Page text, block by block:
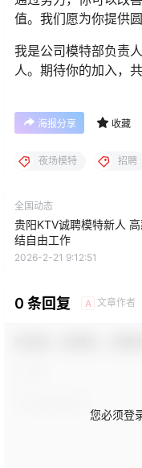
值。我们愿为你提供
我是公司模特部负责
人。期待你的加入，
海报分享 收藏
夜场模特 招聘
全国动态
贵阳KTV诚聘模特新人 高
结自由工作
2026-2-21 9:12:51
0 条回复 A 文章作者
您必须登